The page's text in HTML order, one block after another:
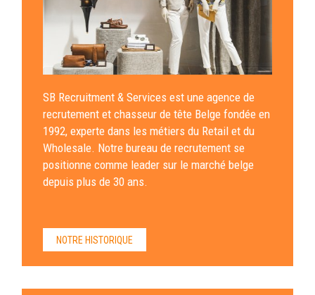
SB Recruitment & Services est une agence de
recrutement et chasseur de tête Belge fondée en
1992, experte dans les métiers du Retail et du
Wholesale. Notre bureau de recrutement se
positionne comme leader sur le marché belge
depuis plus de 30 ans.
NOTRE HISTORIQUE